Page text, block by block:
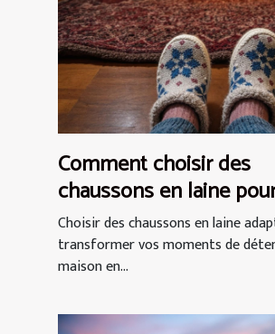
Comment choisir des
chaussons en laine
confort optimal ?
Choisir des chaussons en laine
transformer vos moments de
maison en...